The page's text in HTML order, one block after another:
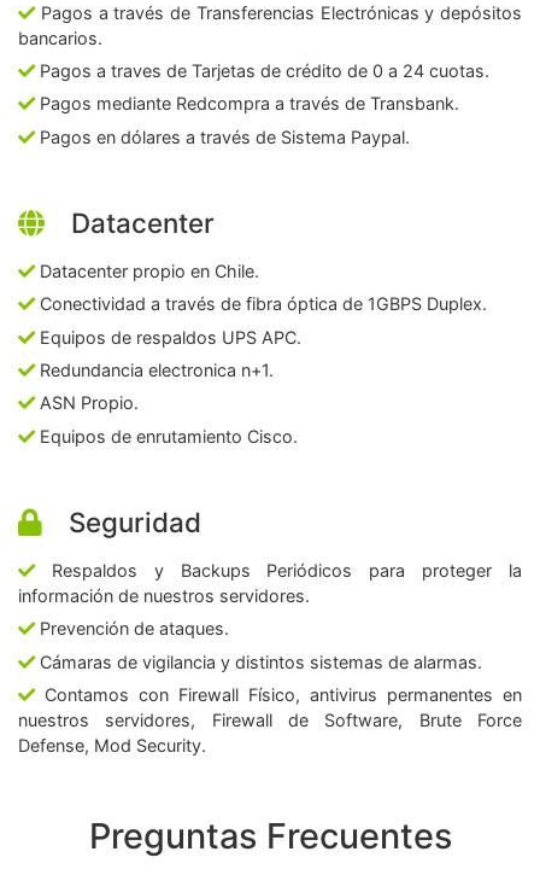
Pagos a través de Transferencias Electrónicas y depósitos
bancarios.
Pagos a traves de Tarjetas de crédito de 0 a 24 cuotas.
Pagos mediante Redcompra a través de Transbank.
Pagos en dólares a través de Sistema Paypal.
Datacenter
Datacenter propio en Chile.
Conectividad a través de fibra óptica de 1GBPS Duplex.
Equipos de respaldos UPS APC.
Redundancia electronica n+1.
ASN Propio.
Equipos de enrutamiento Cisco.
Seguridad
Respaldos y Backups Periódicos para proteger la
información de nuestros servidores.
Prevención de ataques.
Cámaras de vigilancia y distintos sistemas de alarmas.
Contamos con Firewall Físico, antivirus permanentes en
nuestros servidores, Firewall de Software, Brute Force
Defense, Mod Security.
Preguntas Frecuentes